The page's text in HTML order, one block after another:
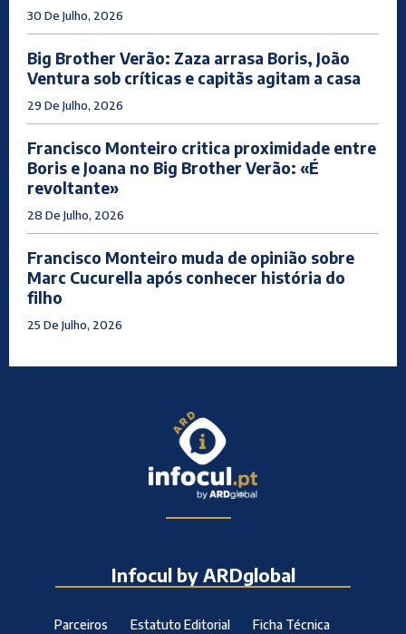
30 De Julho, 2026
Big Brother Verão: Zaza arrasa Boris, João
Ventura sob críticas e capitãs agitam a casa
29 De Julho, 2026
Francisco Monteiro critica proximidade entre
Boris e Joana no Big Brother Verão: «É
revoltante»
28 De Julho, 2026
Francisco Monteiro muda de opinião sobre
Marc Cucurella após conhecer história do
filho
25 De Julho, 2026
Infocul by ARDglobal
Parceiros Estatuto Editorial Ficha Técnica